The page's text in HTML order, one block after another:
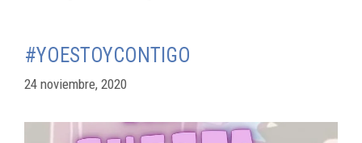
#YOESTOYCONTIGO
24 noviembre, 2020